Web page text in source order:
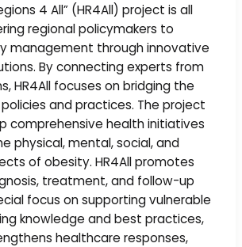
4 All” (HR4All) project is all
regional policymakers to
management through innovative
By connecting experts from
HR4All focuses on bridging the
and practices. The project
comprehensive health initiatives
physical, mental, social, and
of obesity. HR4All promotes
treatment, and follow-up
focus on supporting vulnerable
knowledge and best practices,
healthcare responses,